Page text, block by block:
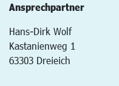
Ansprechpartner
Hans-Dirk Wolf
Kastanienweg 1
63303 Dreieich